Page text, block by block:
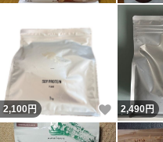
2,100円 いいね！
2,490円